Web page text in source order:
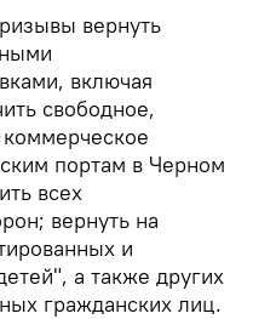
вернуть
включая
свободное,
портам в Черном
всех
вернуть на
и
а также других
гражданских лиц.